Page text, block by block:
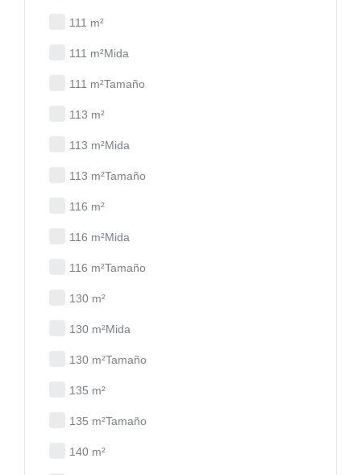
111 m²
111 m²Mida
111 m²Tamaño
113 m²
113 m²Mida
113 m²Tamaño
116 m²
116 m²Mida
116 m²Tamaño
130 m²
130 m²Mida
130 m²Tamaño
135 m²
135 m²Tamaño
140 m²